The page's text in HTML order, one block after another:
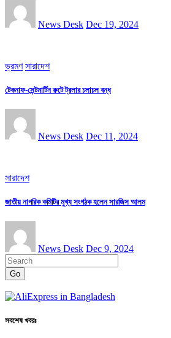
News Desk Dec 19, 2024
ভ্রমণ সারাদেশ
টেকনাফ-সেন্টমার্টিন রুটে ট্রলার চলাচল বন্ধ
News Desk Dec 11, 2024
সারাদেশ
জাতীয় নাগরিক কমিটির মুখ্য সংগঠক হলেন সারজিস আলম
News Desk Dec 9, 2024
Go
সবশেষ খবরঃ